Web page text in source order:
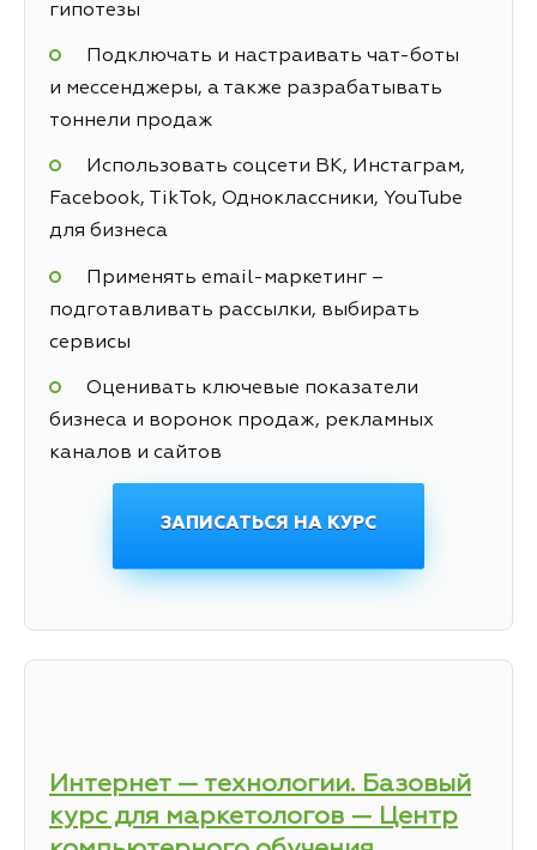
гипотезы
Подключать и настраивать чат-боты
и мессенджеры, а также разрабатывать
тоннели продаж
Использовать соцсети ВК, Инстаграм,
Facebook, TikTok, Одноклассники, YouTube
для бизнеса
Применять email-маркетинг –
подготавливать рассылки, выбирать
сервисы
Оценивать ключевые показатели
бизнеса и воронок продаж, рекламных
каналов и сайтов
ЗАПИСАТЬСЯ НА КУРС
Интернет — технологии. Базовый
курс для маркетологов — Центр